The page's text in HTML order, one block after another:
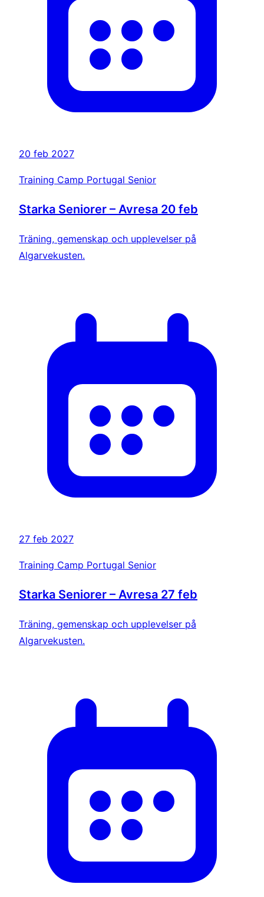
20 feb 2027
Training Camp Portugal Senior
Starka Seniorer – Avresa 20 feb
Träning, gemenskap och upplevelser på
Algarvekusten.
27 feb 2027
Training Camp Portugal Senior
Starka Seniorer – Avresa 27 feb
Träning, gemenskap och upplevelser på
Algarvekusten.